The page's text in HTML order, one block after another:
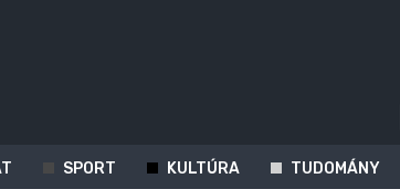
SPORT KULTÚRA TUDOMÁNY